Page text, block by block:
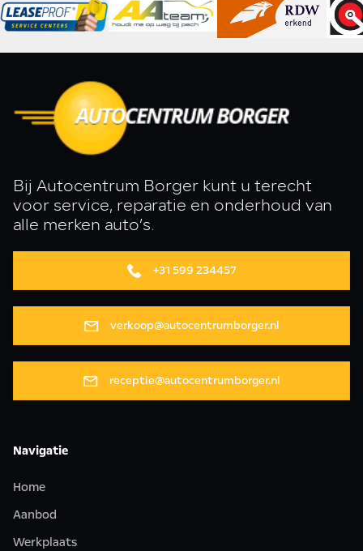
Bij Autocentrum Borger kunt u terecht
voor service, reparatie en onderhoud van
alle merken auto’s.
+31 599 234457
verkoop@autocentrumborger.nl
receptie@autocentrumborger.nl
Navigatie
Home
Aanbod
Werkplaats